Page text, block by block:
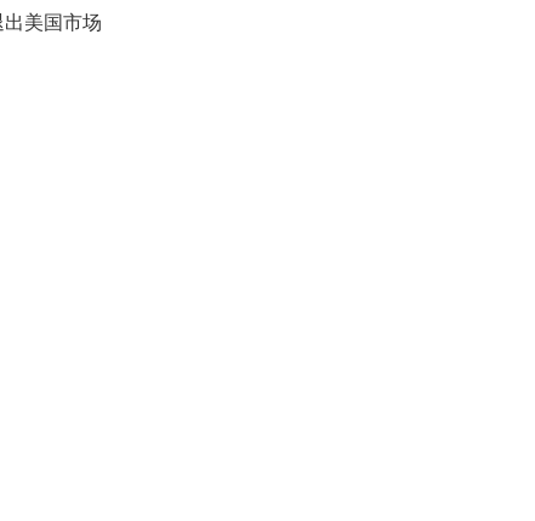
美国市场